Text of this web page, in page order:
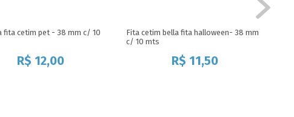
fita cetim pet - 38 mm c/ 10
R$ 12,00
Fita cetim bella fita halloween- 38 mm
c/ 10 mts
R$ 11,50